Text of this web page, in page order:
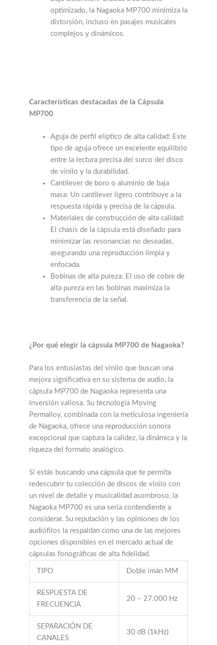
optimizado, la Nagaoka MP700 minimiza la
distorsión, incluso en pasajes musicales
complejos y dinámicos.
Características destacadas de la Cápsula
MP700
Aguja de perfil elíptico de alta calidad: Este
tipo de aguja ofrece un excelente equilibrio
entre la lectura precisa del surco del disco
de vinilo y la durabilidad.
Cantilever de boro o aluminio de baja
masa: Un cantilever ligero contribuye a la
respuesta rápida y precisa de la cápsula.
Materiales de construcción de alta calidad:
El chasis de la cápsula está diseñado para
minimizar las resonancias no deseadas,
asegurando una reproducción limpia y
enfocada.
Bobinas de alta pureza: El uso de cobre de
alta pureza en las bobinas maximiza la
transferencia de la señal.
¿Por qué elegir la cápsula MP700 de Nagaoka?
Para los entusiastas del vinilo que buscan una
mejora significativa en su sistema de audio, la
cápsula MP700 de Nagaoka representa una
inversión valiosa. Su tecnología Moving
Permalloy, combinada con la meticulosa ingeniería
de Nagaoka, ofrece una reproducción sonora
excepcional que captura la calidez, la dinámica y la
riqueza del formato analógico.
Si estás buscando una cápsula que te permita
redescubrir tu colección de discos de vinilo con
un nivel de detalle y musicalidad asombroso, la
Nagaoka MP700 es una seria contendiente a
considerar. Su reputación y las opiniones de los
audiófilos la respaldan como una de las mejores
opciones disponibles en el mercado actual de
cápsulas fonográficas de alta fidelidad.
TIPO Doble imán MM
RESPUESTA DE
FRECUENCIA
20 – 27.000 Hz
SEPARACIÓN DE
CANALES
30 dB (1kHz)